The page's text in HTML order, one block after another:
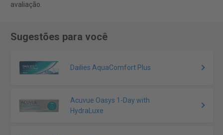
avaliação.
Sugestões para você
Dailies AquaComfort Plus
Acuvue Oasys 1-Day with
HydraLuxe